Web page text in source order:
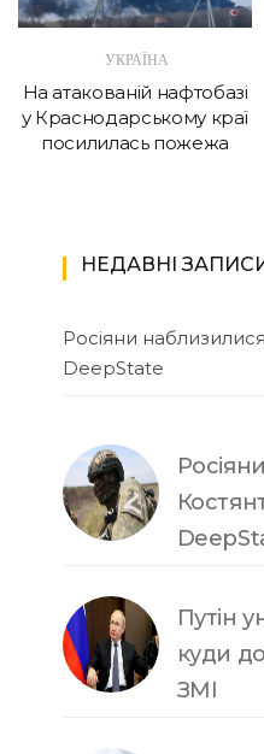
УКРАЇНА
На атакованій нафтобазі
у Краснодарському краї
посилилась пожежа
НЕДАВНІ
Росіяни
DeepState
Путін
куди
ЗМІ